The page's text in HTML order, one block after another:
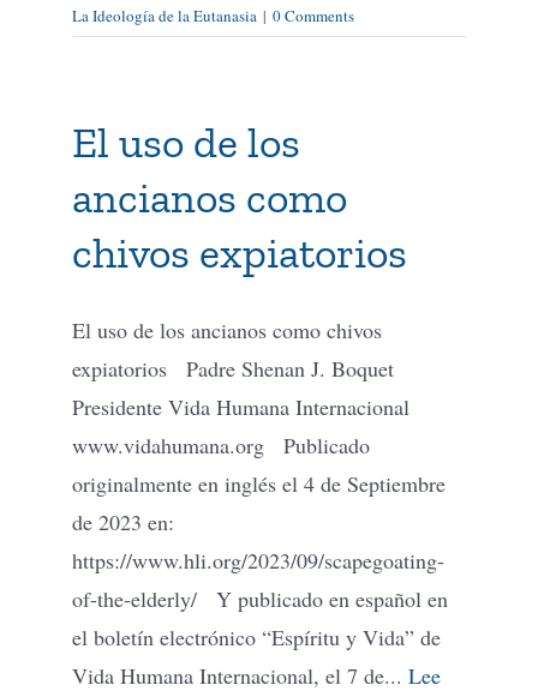
La Ideología de la Eutanasia | 0 Comments
El uso de los
ancianos como
chivos expiatorios
El uso de los ancianos como chivos
expiatorios Padre Shenan J. Boquet
Presidente Vida Humana Internacional
www.vidahumana.org Publicado
originalmente en inglés el 4 de Septiembre
de 2023 en:
https://www.hli.org/2023/09/scapegoating-
of-the-elderly/ Y publicado en español en
el boletín electrónico “Espíritu y Vida” de
Vida Humana Internacional, el 7 de... Lee